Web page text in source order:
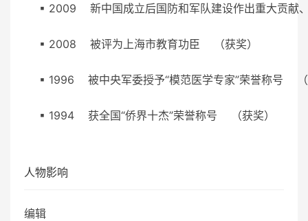
▪ 2009 新中国成立后国防和军队建设作出重大贡
▪ 2008 被评为上海市教育功臣 （获奖）
▪ 1996 被中央军委授予“模范医学专家”荣誉称号
▪ 1994 获全国“侨界十杰”荣誉称号 （获奖）
人物影响
编辑